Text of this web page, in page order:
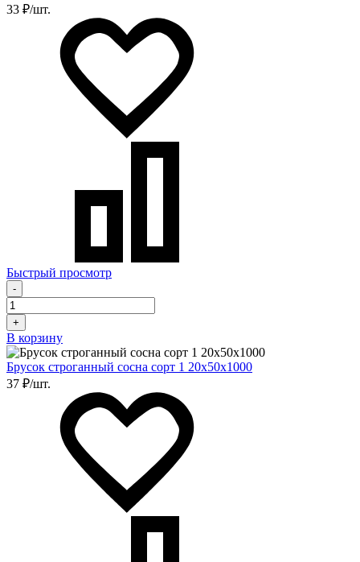
33 ₽/шт.
Быстрый просмотр
-
+
В корзину
Брусок строганный сосна сорт 1 20х50х1000
37 ₽/шт.